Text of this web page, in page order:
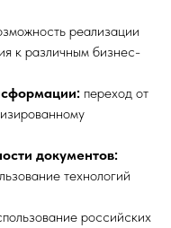
реализации
к различным бизнес-
переход от
документов:
технологий
российских